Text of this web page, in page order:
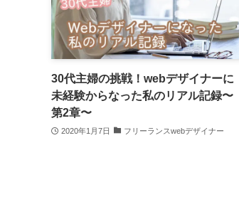
30代主婦の挑戦！webデザイナーに
未経験からなった私のリアル記録〜
第2章〜
2020年1月7日 フリーランスwebデザイナー